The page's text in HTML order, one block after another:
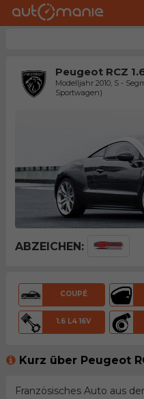
Peugeot RCZ
Modelljahr 2010, S -
Sportwagen)
ABZEICHEN:
COUPÉ
1.6 L4 16V
Kurz über Peugeot
Französisches Auto aus